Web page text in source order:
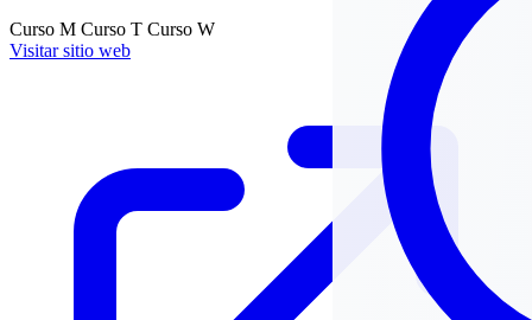
Curso M Curso T Curso W
Visitar sitio web